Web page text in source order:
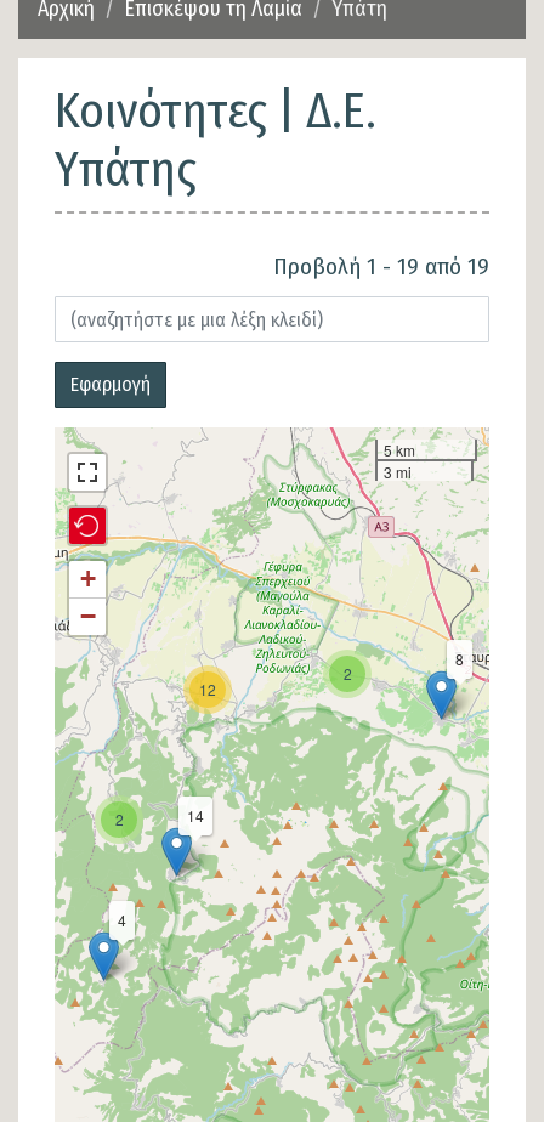
Αρχική Επισκέψου τη Λαμία Υπάτη
Κοινότητες | Δ.Ε.
Υπάτης
Προβολή 1 - 19 από 19
Εφαρμογή
2
2
12
8
4
14
+
−
5 km
3 mi